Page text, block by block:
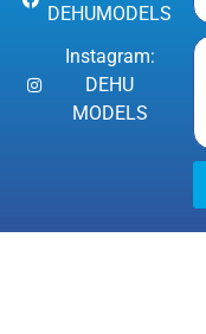
DEHUMODELS
Instagram:
DEHU
MODELS